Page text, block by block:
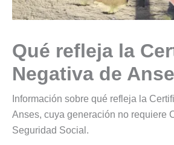
Qué refleja la
Negativa de
Información sobre qué refleja la
Anses, cuya generación no requiere
Seguridad Social.